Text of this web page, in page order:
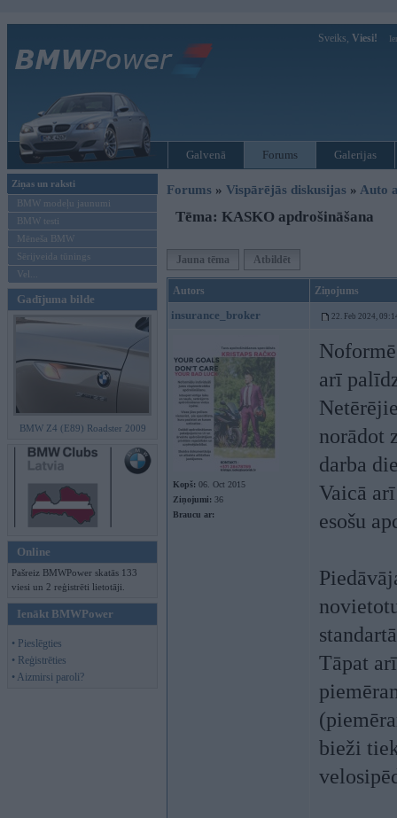
Sveiks, Viesi!
Galvenā Forums Galerijas
Ziņas un raksti
BMW modeļu jaunumi
BMW testi
Mēneša BMW
Sērijveida tūnings
Vel...
Gadījuma bilde
BMW Z4 (E89) Roadster 2009
Online
Pašreiz BMWPower skatās 133
viesi un 2 reģistrēti lietotāji.
Ienākt BMWPower
• Pieslēgties
• Reģistrēties
• Aizmirsi paroli?
Forums » Vispārējās diskusijas » Auto
Tēma: KASKO apdrošināšana
Jauna tēma Atbildēt
Autors Ziņojums
insurance_broker 22. Feb 2024,
Kopš: 06. Oct 2015
Ziņojumi: 36
Braucu ar:
arī
norādot
darba
Vaicā
esošu
Tāpat
bieži